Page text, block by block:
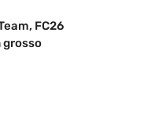
FC26
grosso